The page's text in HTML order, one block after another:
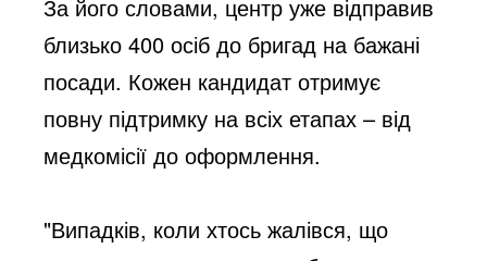
За його словами, центр уже відправив
близько 400 осіб до бригад на бажані
посади. Кожен кандидат отримує
повну підтримку на всіх етапах – від
медкомісії до оформлення.
"Випадків, коли хтось жалівся, що